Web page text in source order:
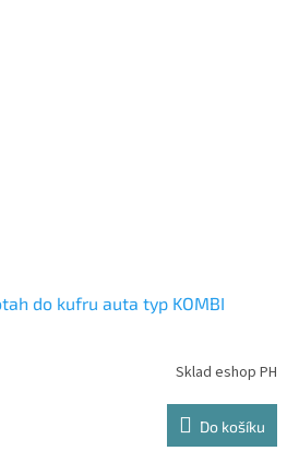
do kufru auta typ KOMBI
Sklad eshop PH
Do košíku